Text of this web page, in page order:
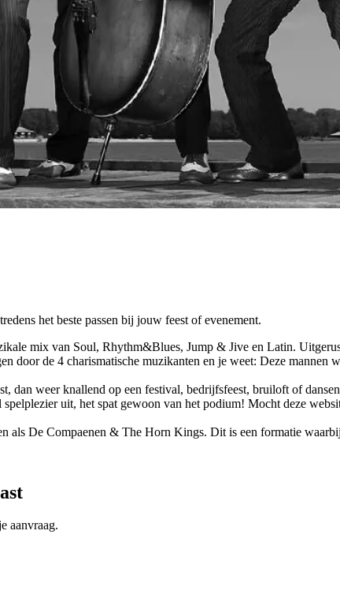
het beste passen bij jouw feest of evenement.
mix van Soul, Rhythm&Blues, Jump & Jive en Latin.
door de 4 charismatische muzikanten en je weet: Deze mannen
dan weer knallend op een festival, bedrijfsfeest, bruiloft of
uit, het spat gewoon van het podium! Mocht deze
als De Compaenen & The Horn Kings. Dit is een formatie
aanvraag.